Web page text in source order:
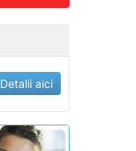
Detalii aici